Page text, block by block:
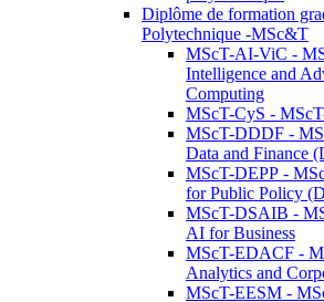
Diplôme de formation
Polytechnique -MSc&T
MScT-AI-ViC -
Intelligence and
Computing
MScT-CyS -
MScT-DDDF -
Data and Finance
MScT-DEPP -
for Public Policy
MScT-DSAIB -
AI for Business
MScT-EDACF -
Analytics and
MScT-EESM -